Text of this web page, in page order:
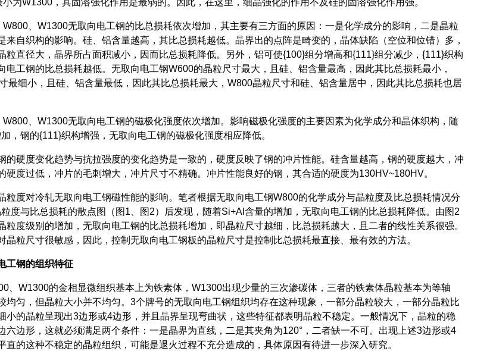
小为W1300，其固溶强化作用是最弱的。因此，在这里，细晶强化的作用不及硅的固溶强化作用强。
、W1300无取向电工钢的比总损耗依次增加，其主要有三方面的原因：一是化学成分的影响，二是晶粒
来自织构的影响。硅、铝含量越高，其比总损耗越低。晶界出的点阵是畸变的，晶体缺陷（空位和位错）多，
粒直径大，晶界所占面积减小，因而比总损耗降低。另外，铝可使{100}组分增高和{111}组分减少，{111}织构
电工钢的比总损耗越低。无取向电工钢W600的晶粒尺寸最大，且硅、铝含量最高，因此其比总损耗最小，
最细小，且硅、铝含量最低，因此其比总损耗最大，W800晶粒尺寸和硅、铝含量居中，因此其比总损耗也居
、W1300无取向电工钢的磁极化强度依次增加。影响磁极化强度的主要因素为化学成分和晶体织构，随
加，钢的{111}织构增强，无取向电工钢的磁极化强度相应降低。
硬度变化趋势与抗拉强度的变化趋势是一致的，硬度反映了钢的冲片性能。硅含量越高，钢的硬度越大，冲
硬度过低，冲片的毛刺增大，冲片尺寸不精确。冲片性能良好的钢，其合适的硬度为130HV~180HV。
度对冷轧无取向电工钢磁性能的影响。笔者根据无取向电工钢W800的化学成分与晶粒度及比总损耗情况分
度与比总损耗的散点图（图1、图2）后发现，随着Si+Al含量的增加，无取向电工钢的比总损耗降低。由图2
粒度级别的增加，无取向电工钢的比总损耗增加，即晶粒尺寸越细，比总损耗越大，且二者的线性关系很强。
晶粒尺寸很敏感，因此，控制无取向电工钢板的晶粒尺寸是控制比总损耗最直接、最有效的方法。
工钢的组织特征
W1300的金相显微组织基本上为铁素体，W1300出现少量的三次渗碳体，三者的铁素体晶粒基本为等轴
均匀，但晶粒大小并不均匀。3个牌号的无取向电工钢组织均存在这种现象，一部分晶粒较大，一部分晶粒比
小的晶粒呈现出3边形或4边形，并且晶界呈现弯曲状，这些特征都表明晶粒不稳定。一般情况下，晶粒的稳
六边形，这就必须满足两个条件：一是晶界为直线，二是其夹角为120°，二者缺一不可。出现上述3边形或4
直的这种不稳定的晶粒组织，可能是退火过程不充分造成的，具体原因有待进一步深入研究。